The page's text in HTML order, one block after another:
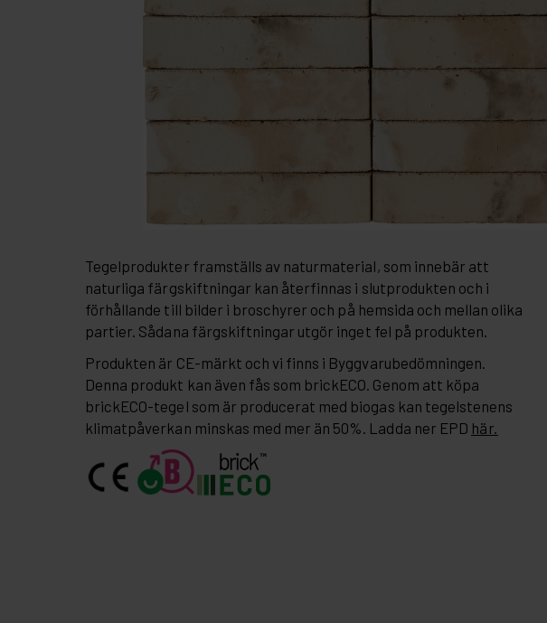
Tegelprodukter framställs av naturmaterial, som innebär att
naturliga färgskiftningar kan återfinnas i slutprodukten och i
förhållande till bilder i broschyrer och på hemsida och mellan olika
partier. Sådana färgskiftningar utgör inget fel på produkten.
Produkten är CE-märkt och vi finns i Byggvarubedömningen.
Denna produkt kan även fås som brickECO. Genom att köpa
brickECO-tegel som är producerat med biogas kan tegelstenens
klimatpåverkan minskas med mer än 50%. Ladda ner EPD här.